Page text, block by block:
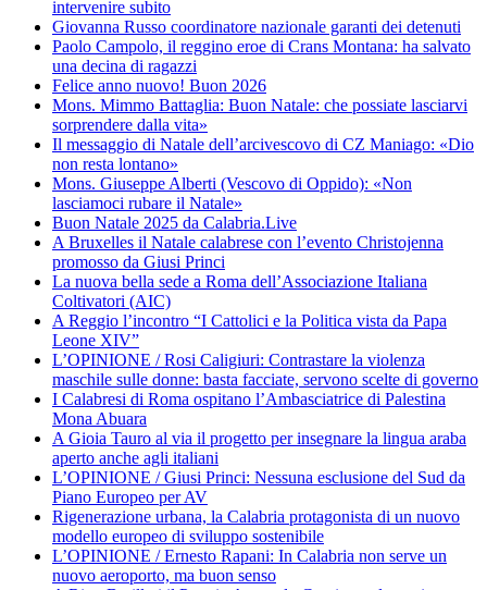
intervenire subito
Giovanna Russo coordinatore nazionale garanti dei detenuti
Paolo Campolo, il reggino eroe di Crans Montana: ha salvato
una decina di ragazzi
Felice anno nuovo! Buon 2026
Mons. Mimmo Battaglia: Buon Natale: che possiate lasciarvi
sorprendere dalla vita»
Il messaggio di Natale dell’arcivescovo di CZ Maniago: «Dio
non resta lontano»
Mons. Giuseppe Alberti (Vescovo di Oppido): «Non
lasciamoci rubare il Natale»
Buon Natale 2025 da Calabria.Live
A Bruxelles il Natale calabrese con l’evento Christojenna
promosso da Giusi Princi
La nuova bella sede a Roma dell’Associazione Italiana
Coltivatori (AIC)
A Reggio l’incontro “I Cattolici e la Politica vista da Papa
Leone XIV”
L’OPINIONE / Rosi Caligiuri: Contrastare la violenza
maschile sulle donne: basta facciate, servono scelte di governo
I Calabresi di Roma ospitano l’Ambasciatrice di Palestina
Mona Abuara
A Gioia Tauro al via il progetto per insegnare la lingua araba
aperto anche agli italiani
L’OPINIONE / Giusi Princi: Nessuna esclusione del Sud da
Piano Europeo per AV
Rigenerazione urbana, la Calabria protagonista di un nuovo
modello europeo di sviluppo sostenibile
L’OPINIONE / Ernesto Rapani: In Calabria non serve un
nuovo aeroporto, ma buon senso